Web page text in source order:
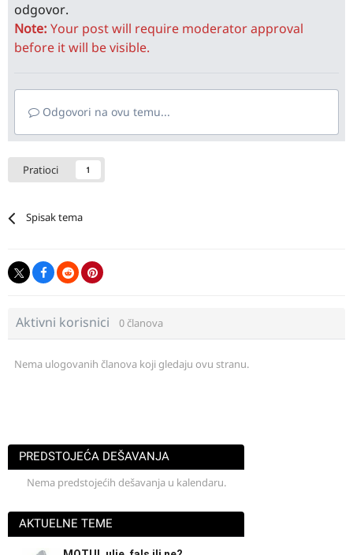
odgovor.
Note: Your post will require moderator approval
before it will be visible.
Odgovori na ovu temu...
Pratioci 1
Spisak tema
Aktivni korisnici 0 članova
Nema ulogovanih članova koji gledaju ovu stranu.
PREDSTOJEĆA DEŠAVANJA
Nema predstojećih dešavanja u kalendaru.
AKTUELNE TEME